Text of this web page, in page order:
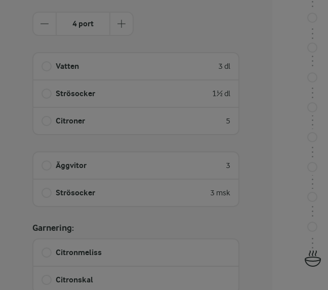
4 port
Vatten 3 dl
Strösocker 1½ dl
Citroner 5
Äggvitor 3
Strösocker 3 msk
Garnering:
Citronmeliss
Citronskal